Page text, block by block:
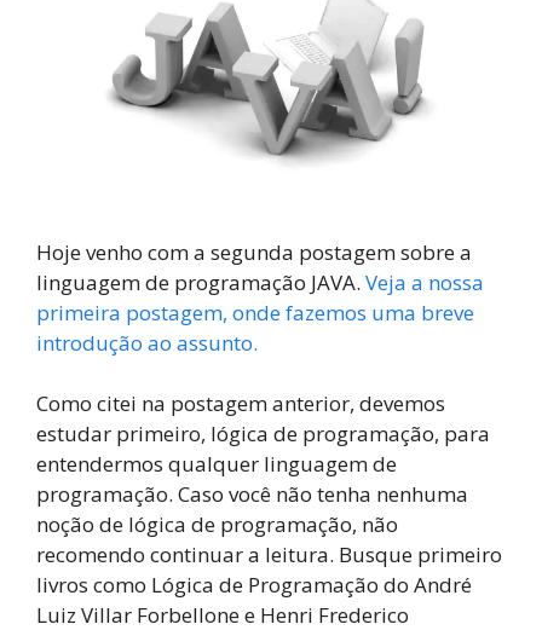
Hoje venho com a segunda postagem sobre a
linguagem de programação JAVA. Veja a nossa
primeira postagem, onde fazemos uma breve
introdução ao assunto.
Como citei na postagem anterior, devemos
estudar primeiro, lógica de programação, para
entendermos qualquer linguagem de
programação. Caso você não tenha nenhuma
noção de lógica de programação, não
recomendo continuar a leitura. Busque primeiro
livros como Lógica de Programação do André
Luiz Villar Forbellone e Henri Frederico